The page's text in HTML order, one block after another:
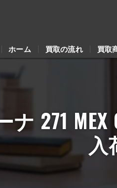
ホーム 買取の流れ 買取
ナ 271
入